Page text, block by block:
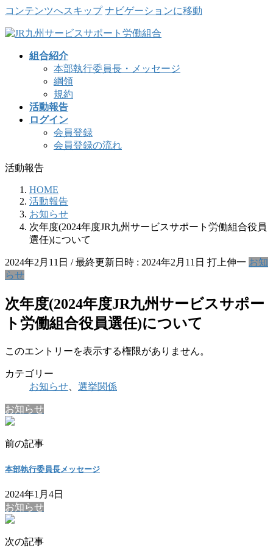
コンテンツへスキップ ナビゲーションに移動
組合紹介
本部執行委員長・メッセージ
綱領
規約
活動報告
ログイン
会員登録
会員登録の流れ
活動報告
HOME
活動報告
お知らせ
次年度(2024年度JR九州サービスサポート労働組合役員
選任)について
2024年2月11日 / 最終更新日時 : 2024年2月11日 打上伸一 お知
らせ
次年度(2024年度JR九州サービスサポー
ト労働組合役員選任)について
このエントリーを表示する権限がありません。
カテゴリー
お知らせ
選挙関係
お知らせ
前の記事
本部執行委員長メッセージ
2024年1月4日
お知らせ
次の記事